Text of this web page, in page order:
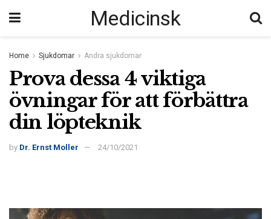
Medicinsk
Home Sjukdomar Andra sjukdomar
Prova dessa 4 viktiga
övningar för att förbättra
din löpteknik
by Dr. Ernst Moller 24/10/2021